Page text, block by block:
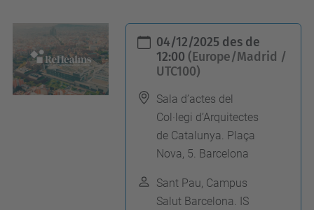
t
t
p
04/12/2025 des de
12:00 (Europe/Madrid /
UTC100)
Sala d’actes del
Col·legi d’Arquitectes
de Catalunya. Plaça
Nova, 5. Barcelona
Sant Pau, Campus
Salut Barcelona. IS